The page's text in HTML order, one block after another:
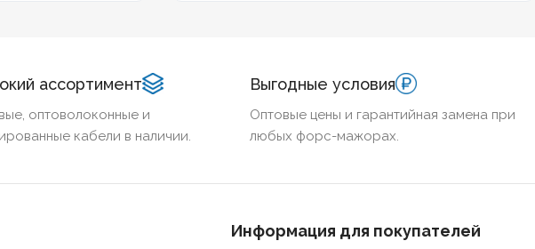
ассортимент
оптоволоконные и
кабели в наличии.
Выгодные условия
Оптовые цены и гарантийная замена при
любых форс-мажорах.
Информация для покупателей